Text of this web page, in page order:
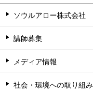
ソウルアロー株式会社
講師募集
メディア情報
社会・環境への取り組み